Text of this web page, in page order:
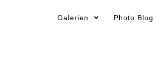
Galerien Photo Blog